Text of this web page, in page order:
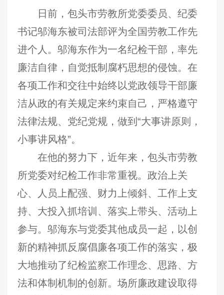
日前，包头市劳教所党委委员、纪委
书记邬海东被司法部评为全国劳教工作先
进个人。邬海东作为一名纪检干部，率先
廉洁自律，自觉抵制腐朽思想的侵蚀。在
各项工作和交往中始终以党政领导干部廉
洁从政的有关规定来约束自己，严格遵守
法律法规、党纪党规，做到“大事讲原则，
小事讲风格”。
在他的努力下，近年来，包头市劳教
所党委对纪检工作非常重视。政治上关
心、人员上配强、财力上倾斜、工作上支
持、大投入抓培训、落实上带头、活动上
参与。邬海东与党委其他成员一起，以创
新的精神抓反腐倡廉各项工作的落实，极
大地推动了纪检监察工作理念、思路、方
法和体制机制的创新。场所廉政建设取得